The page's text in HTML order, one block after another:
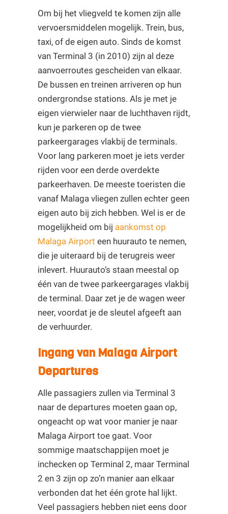
Om bij het vliegveld te komen zijn alle
vervoersmiddelen mogelijk. Trein, bus,
taxi, of de eigen auto. Sinds de komst
van Terminal 3 (in 2010) zijn al deze
aanvoerroutes gescheiden van elkaar.
De bussen en treinen arriveren op hun
ondergrondse stations. Als je met je
eigen vierwieler naar de luchthaven rijdt,
kun je parkeren op de twee
parkeergarages vlakbij de terminals.
Voor lang parkeren moet je iets verder
rijden voor een derde overdekte
parkeerhaven. De meeste toeristen die
vanaf Malaga vliegen zullen echter geen
eigen auto bij zich hebben. Wel is er de
mogelijkheid om bij aankomst op
Malaga Airport een huurauto te nemen,
die je uiteraard bij de terugreis weer
inlevert. Huurauto’s staan meestal op
één van de twee parkeergarages vlakbij
de terminal. Daar zet je de wagen weer
neer, voordat je de sleutel afgeeft aan
de verhuurder.
Ingang van Malaga Airport
Departures
Alle passagiers zullen via Terminal 3
naar de departures moeten gaan op,
ongeacht op wat voor manier je naar
Malaga Airport toe gaat. Voor
sommige maatschappijen moet je
inchecken op Terminal 2, maar Terminal
2 en 3 zijn op zo’n manier aan elkaar
verbonden dat het één grote hal lijkt.
Veel passagiers hebben niet eens door